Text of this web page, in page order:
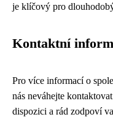
je klíčový pro
Kontaktní
Pro více informací o
nás neváhejte
dispozici a rád zodpoví